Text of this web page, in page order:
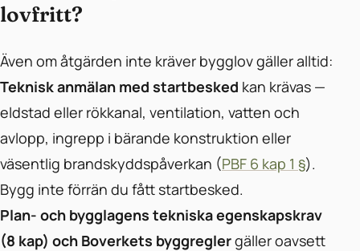
lovfritt?
Även om åtgärden inte kräver bygglov gäller alltid:
Teknisk anmälan med startbesked kan krävas —
eldstad eller rökkanal, ventilation, vatten och
avlopp, ingrepp i bärande konstruktion eller
väsentlig brandskyddspåverkan (PBF 6 kap 1 §).
Bygg inte förrän du fått startbesked.
Plan- och bygglagens tekniska egenskapskrav
(8 kap) och Boverkets byggreglergäller oavsett